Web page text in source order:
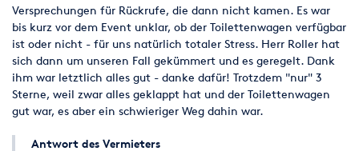
Versprechungen für Rückrufe, die dann nicht kamen. Es war
bis kurz vor dem Event unklar, ob der Toilettenwagen verfügbar
ist oder nicht - für uns natürlich totaler Stress. Herr Roller hat
sich dann um unseren Fall gekümmert und es geregelt. Dank
ihm war letztlich alles gut - danke dafür! Trotzdem "nur" 3
Sterne, weil zwar alles geklappt hat und der Toilettenwagen
gut war, es aber ein schwieriger Weg dahin war.
Antwort des Vermieters